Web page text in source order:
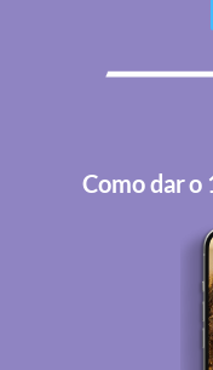
Como dar o